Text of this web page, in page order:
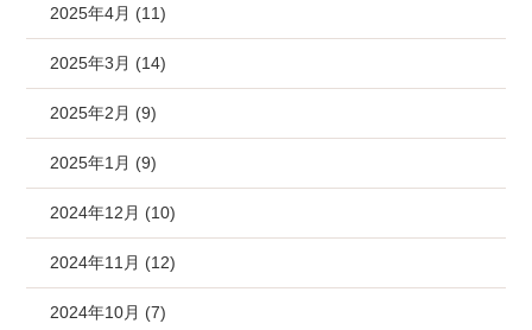
2025年4月 (11)
2025年3月 (14)
2025年2月 (9)
2025年1月 (9)
2024年12月 (10)
2024年11月 (12)
2024年10月 (7)